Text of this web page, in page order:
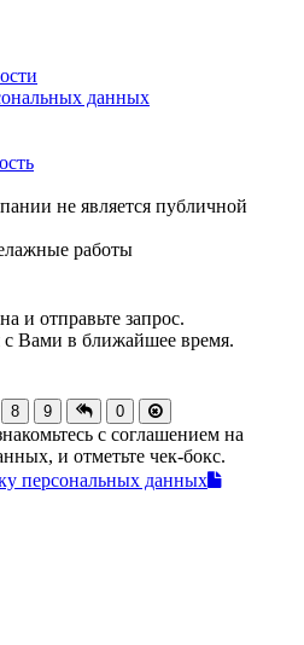
данных
не является публичной
работы
и отправьте запрос.
Вами в ближайшее время.
8 9 0
с соглашением на
и отметьте чек-бокс.
персональных данных